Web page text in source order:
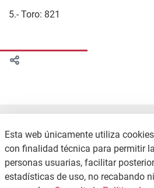
5.- Toro: 821
CONTACTO
Esta web únicamente utiliza
con finalidad técnica para permitir
personas usuarias, facilitar
estadísticas de uso, no recabando